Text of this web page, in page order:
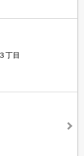
丁目